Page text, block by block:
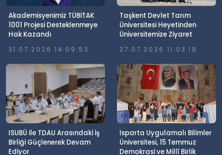
Akademisyenimiz TÜBİTAK
1001 Projesi Desteklenmeye
Hak Kazandı
31.07.2026 14:09:52
Taşkent Devlet Tarım
Üniversitesi Heyetinden
Üniversitemize Ziyaret
27.07.2026 11:03:19
ISUBÜ ile TDAU Arasındaki İş
Birliği Güçlenerek Devam
Ediyor
Isparta Uygulamalı Bilimler
Üniversitesi, 15 Temmuz
Demokrasi ve Millî Birlik